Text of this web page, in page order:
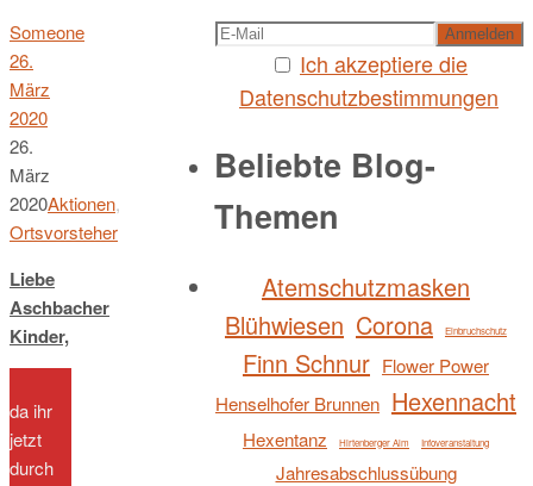
Someone
26.
März
2020
26.
März
2020Aktionen,
Ortsvorsteher
Liebe
Aschbacher
Kinder,
da ihr
jetzt
durch
Ich akzeptiere die
Datenschutzbestimmungen
Beliebte Blog-
Themen
Atemschutzmasken
Blühwiesen Corona Einbruchschutz
Finn Schnur Flower Power
Henselhofer Brunnen Hexennacht
Hexentanz Hirtenberger Alm Infoveranstaltung
Jahresabschlussübung